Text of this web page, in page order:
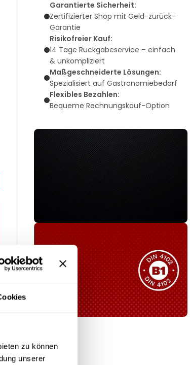
zu können
unserer
Garantierte Sicherheit:
Zertifizierter Shop mit Geld-zurück-
Garantie
Risikofreier Kauf:
14 Tage Rückgabeservice – einfach
& unkompliziert
Maßgeschneiderte Lösungen:
Spezialisiert auf Gastronomiebedarf
Flexibles Bezahlen:
Bequeme Rechnungskauf-Option
Sie haben nicht das passende
Produkt gefunden?
Wir helfen Ihnen gerne weiter!
Schwer entflammbar